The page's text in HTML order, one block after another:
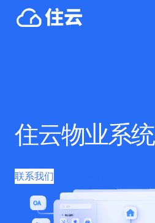
住云物业系统
联系我们